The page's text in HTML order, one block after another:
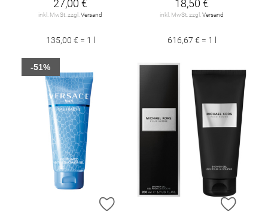
27,00 €
inkl. MwSt. zzgl. Versand
135,00 € = 1 l
18,50 €
inkl. MwSt. zzgl. Versand
616,67 € = 1 l
ZUR WUNSCHLISTE HINZUFÜGEN
-51%
ZUR